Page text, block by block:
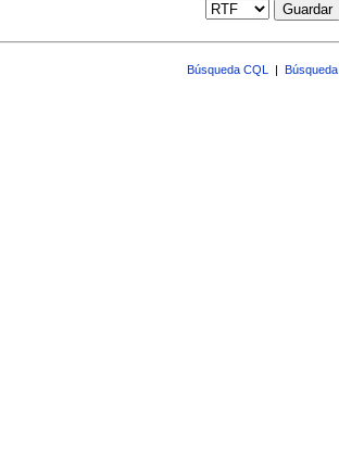
Guardar
Búsqueda CQL